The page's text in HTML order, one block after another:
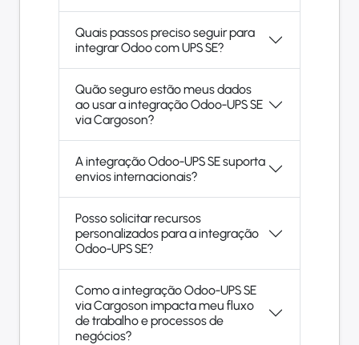
Quais passos preciso seguir para
integrar Odoo com UPS SE?
Quão seguro estão meus dados
ao usar a integração Odoo-UPS SE
via Cargoson?
A integração Odoo-UPS SE suporta
envios internacionais?
Posso solicitar recursos
personalizados para a integração
Odoo-UPS SE?
Como a integração Odoo-UPS SE
via Cargoson impacta meu fluxo
de trabalho e processos de
negócios?